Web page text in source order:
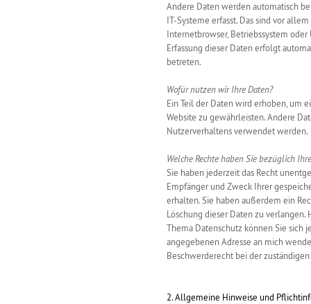
Andere Daten werden automatisch
IT-Systeme erfasst. Das sind vor
Internetbrowser, Betriebssystem
Erfassung dieser Daten erfolgt
betreten.
Wofür nutzen wir Ihre Daten?
Ein Teil der Daten wird erhoben, um
Website zu gewährleisten. Andere
Nutzerverhaltens verwendet werden.
Welche Rechte haben Sie bezüglich
Sie haben jederzeit das Recht
Empfänger und Zweck Ihrer
erhalten. Sie haben außerdem ein
Löschung dieser Daten zu
Thema Datenschutz können Sie sich
angegebenen Adresse an mich
Beschwerderecht bei der
2. Allgemeine Hinweise und